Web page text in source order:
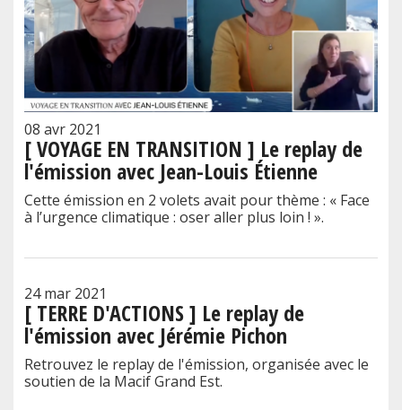
08 avr 2021
[ VOYAGE EN TRANSITION ] Le replay de
l'émission avec Jean-Louis Étienne
Cette émission en 2 volets avait pour thème : « Face
à l’urgence climatique : oser aller plus loin ! ».
24 mar 2021
[ TERRE D'ACTIONS ] Le replay de
l'émission avec Jérémie Pichon
Retrouvez le replay de l'émission, organisée avec le
soutien de la Macif Grand Est.